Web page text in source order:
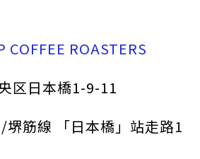
COFFEE ROASTERS
区日本橋1-9-11
筋線 「日本橋」站走路1